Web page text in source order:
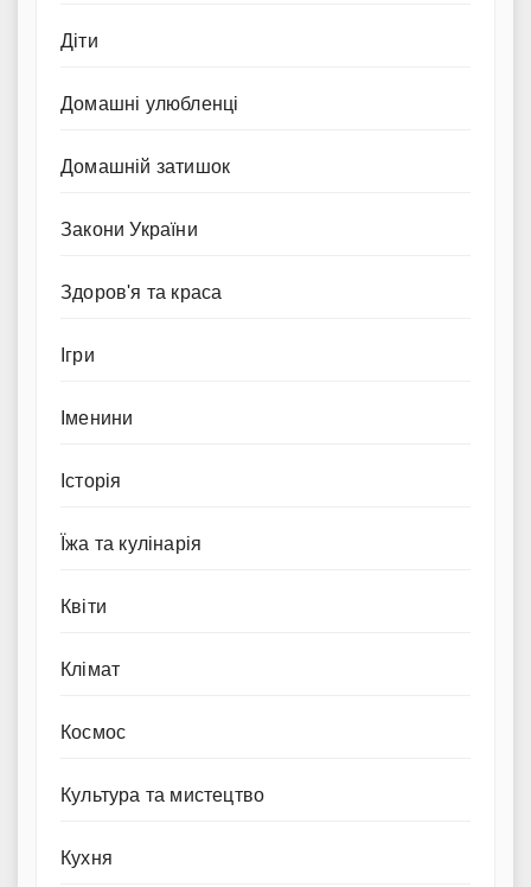
Діти
Домашні улюбленці
Домашній затишок
Закони України
Здоров'я та краса
Ігри
Іменини
Історія
Їжа та кулінарія
Квіти
Клімат
Космос
Культура та мистецтво
Кухня